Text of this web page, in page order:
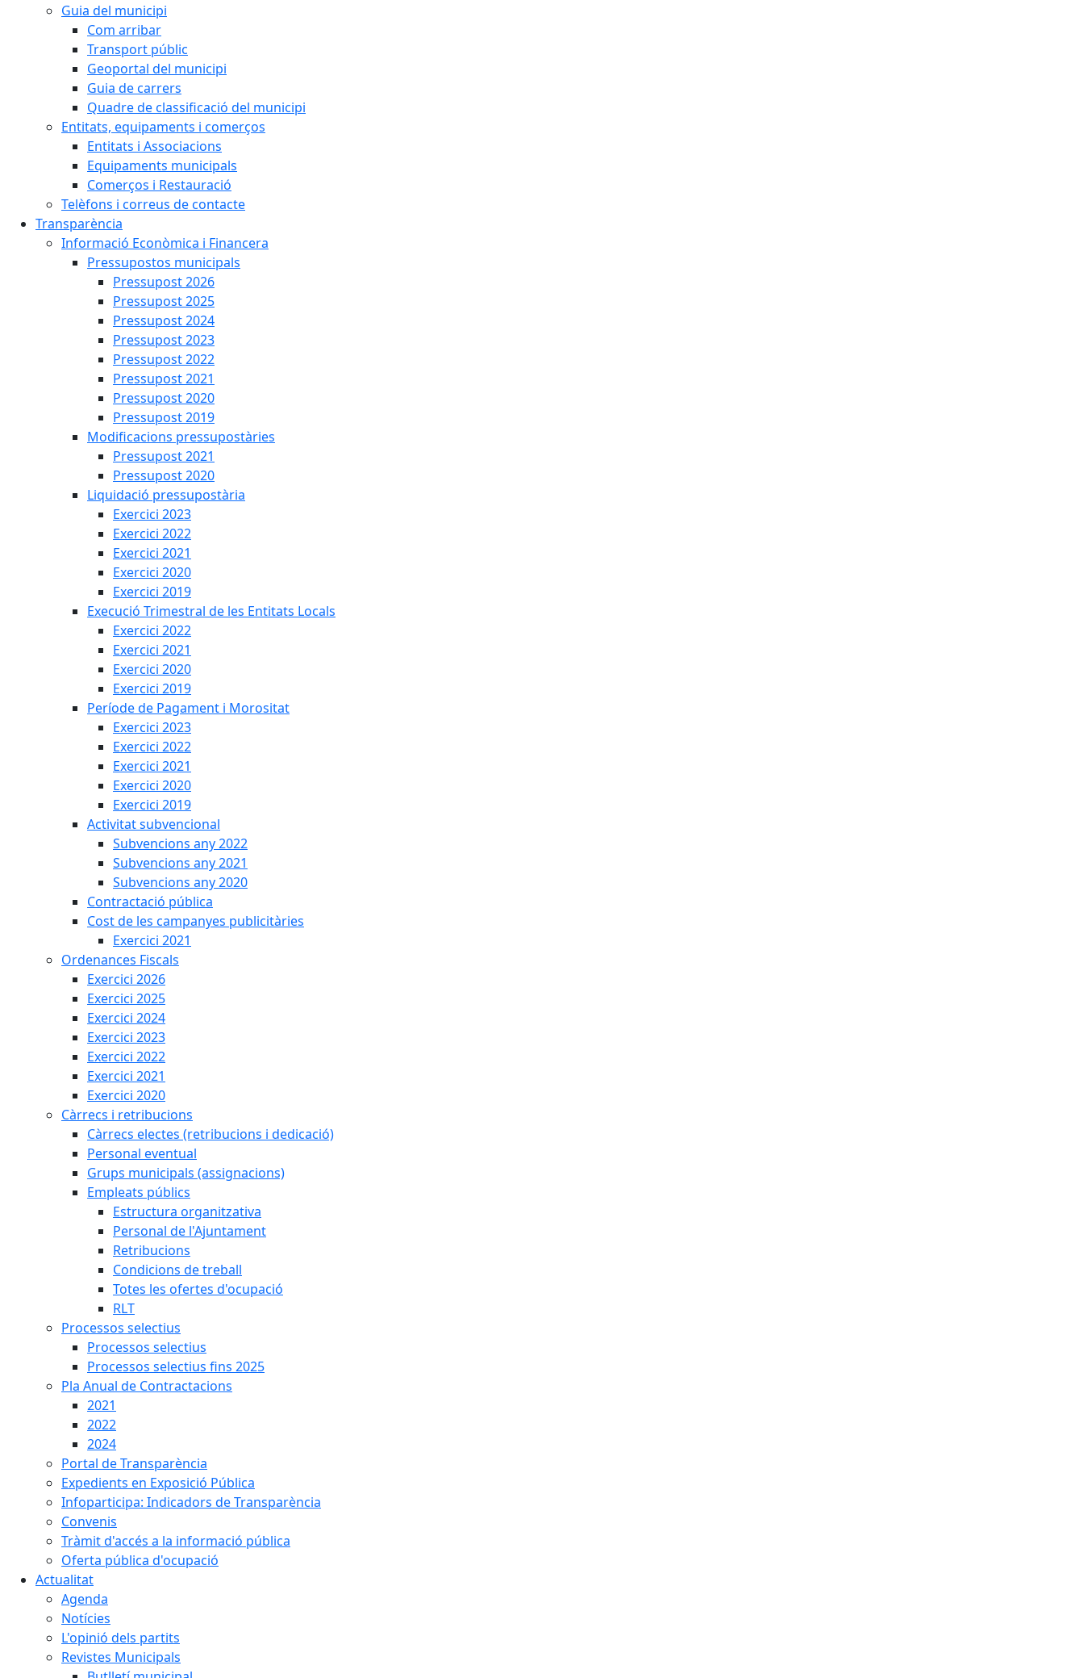
Guia del municipi
Com arribar
Transport públic
Geoportal del municipi
Guia de carrers
Quadre de classificació del municipi
Entitats, equipaments i comerços
Entitats i Associacions
Equipaments municipals
Comerços i Restauració
Telèfons i correus de contacte
Transparència
Informació Econòmica i Financera
Pressupostos municipals
Pressupost 2026
Pressupost 2025
Pressupost 2024
Pressupost 2023
Pressupost 2022
Pressupost 2021
Pressupost 2020
Pressupost 2019
Modificacions pressupostàries
Pressupost 2021
Pressupost 2020
Liquidació pressupostària
Exercici 2023
Exercici 2022
Exercici 2021
Exercici 2020
Exercici 2019
Execució Trimestral de les Entitats Locals
Exercici 2022
Exercici 2021
Exercici 2020
Exercici 2019
Període de Pagament i Morositat
Exercici 2023
Exercici 2022
Exercici 2021
Exercici 2020
Exercici 2019
Activitat subvencional
Subvencions any 2022
Subvencions any 2021
Subvencions any 2020
Contractació pública
Cost de les campanyes publicitàries
Exercici 2021
Ordenances Fiscals
Exercici 2026
Exercici 2025
Exercici 2024
Exercici 2023
Exercici 2022
Exercici 2021
Exercici 2020
Càrrecs i retribucions
Càrrecs electes (retribucions i dedicació)
Personal eventual
Grups municipals (assignacions)
Empleats públics
Estructura organitzativa
Personal de l'Ajuntament
Retribucions
Condicions de treball
Totes les ofertes d'ocupació
RLT
Processos selectius
Processos selectius
Processos selectius fins 2025
Pla Anual de Contractacions
2021
2022
2024
Portal de Transparència
Expedients en Exposició Pública
Infoparticipa: Indicadors de Transparència
Convenis
Tràmit d'accés a la informació pública
Oferta pública d'ocupació
Actualitat
Agenda
Notícies
L'opinió dels partits
Revistes Municipals